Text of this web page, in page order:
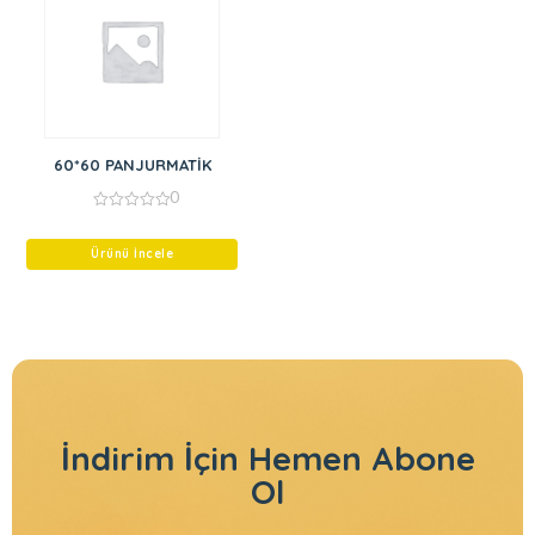
60*60 PANJURMATİK
of
0
Ürünü İncele
İndirim İçin Hemen Abone
Ol